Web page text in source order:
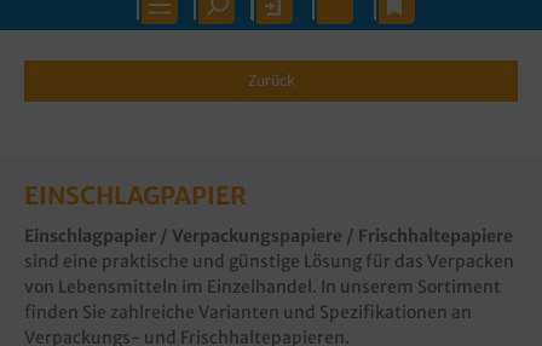
Zurück
EINSCHLAGPAPIER
Einschlagpapier / Verpackungspapiere / Frischhaltepapiere
sind eine praktische und günstige Lösung für das Verpacken
von Lebensmitteln im Einzelhandel. In unserem Sortiment
finden Sie zahlreiche Varianten und Spezifikationen an
Verpackungs- und Frischhaltepapieren.